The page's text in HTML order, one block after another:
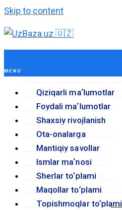
Skip to content
Qiziqarli maʼlumotlar
Foydali maʼlumotlar
Shaxsiy rivojlanish
Ota-onalarga
Mantiqiy savollar
Ismlar maʼnosi
Sherlar to‘plami
Maqollar to‘plami
Topishmoqlar to‘plami